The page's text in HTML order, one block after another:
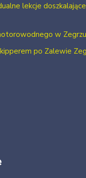
lekcje
w Zegrzu
po Zalewie